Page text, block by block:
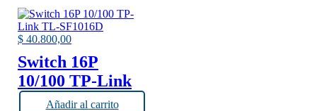
$ 40.800,00
Switch 16P
10/100 TP-Link
TL-SF1016D
Añadir al carrito